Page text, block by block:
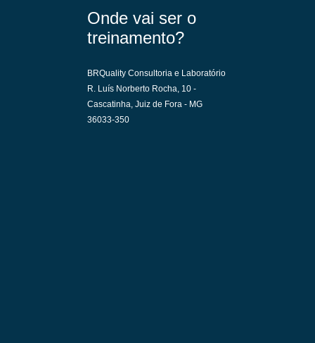
Onde vai ser o
treinamento?
BRQuality Consultoria e Laboratório
R. Luís Norberto Rocha, 10 -
Cascatinha, Juiz de Fora - MG
36033-350